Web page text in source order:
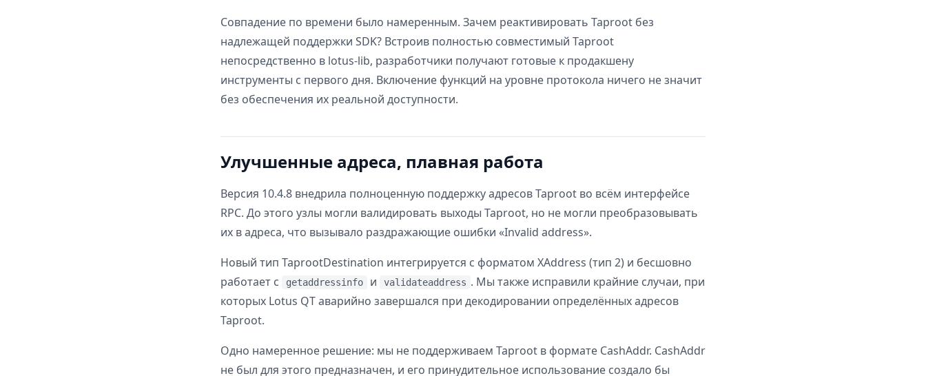
Совпадение по времени было намеренным. Зачем реактивировать Taproot без
надлежащей поддержки SDK? Встроив полностью совместимый Taproot
непосредственно в lotus-lib, разработчики получают готовые к продакшену
инструменты с первого дня. Включение функций на уровне протокола ничего не значит
без обеспечения их реальной доступности.
Улучшенные адреса, плавная работа
Версия 10.4.8 внедрила полноценную поддержку адресов Taproot во всём интерфейсе
RPC. До этого узлы могли валидировать выходы Taproot, но не могли преобразовывать
их в адреса, что вызывало раздражающие ошибки «Invalid address».
Новый тип TaprootDestination интегрируется с форматом XAddress (тип 2) и бесшовно
работает с
getaddressinfo и validateaddress . Мы также исправили крайние случаи, при
которых Lotus QT аварийно завершался при декодировании определённых адресов
Taproot.
Одно намеренное решение: мы не поддерживаем Taproot в формате CashAddr. CashAddr
не был для этого предназначен, и его принудительное использование создало бы